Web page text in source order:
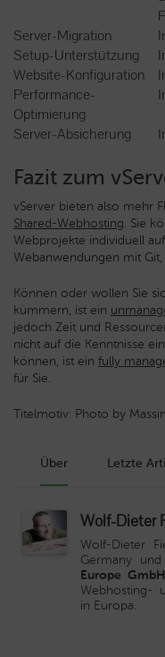
Server-Migration
Setup-Unterstützung
Website-Konfiguration
Performance-
Optimierung
Server-Absicherung
Fazit zum
vServer bieten also mehr
Shared-Webhosting. Sie
Webprojekte individuell
Webanwendungen mit
Können oder wollen Sie
kümmern, ist ein
jedoch Zeit und
nicht auf die Kenntnisse
können, ist ein fully
für Sie.
Titelmotiv: Photo by
Über Letzte
Wolf-Dieter
Wolf-Dieter
Germany
Europe GmbH
Webhosting-
in Europa.